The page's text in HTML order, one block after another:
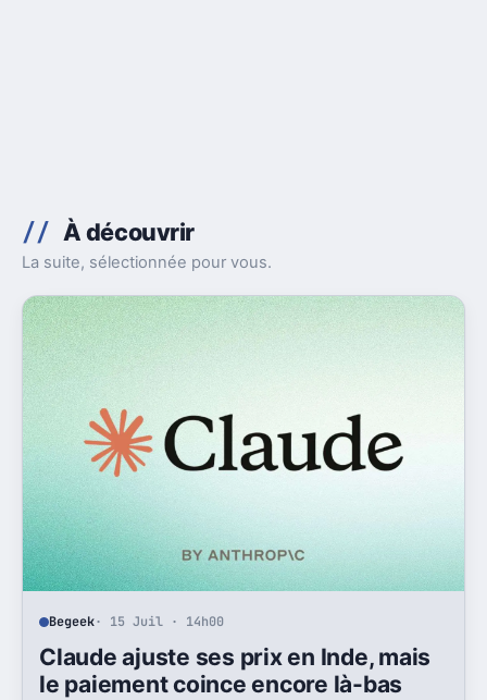
À découvrir
La suite, sélectionnée pour vous.
Begeek· 15 Juil · 14h00
Claude ajuste ses prix en Inde, mais
le paiement coince encore là-bas